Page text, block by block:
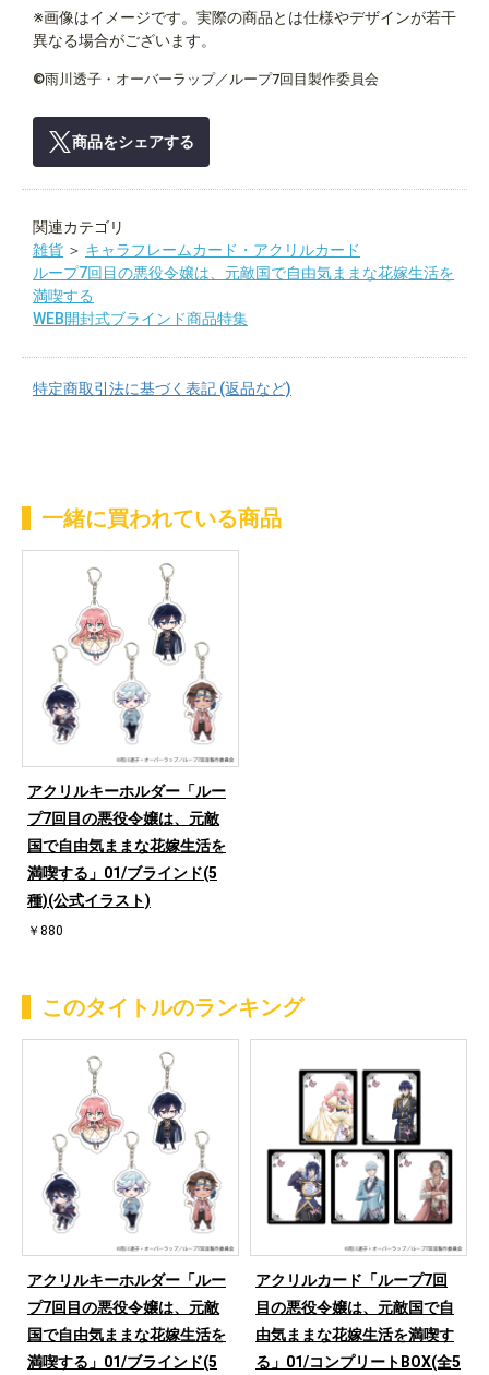
※画像はイメージです。実際の商品とは仕様やデザインが若干
異なる場合がございます。
©雨川透子・オーバーラップ／ループ7回目製作委員会
商品をシェアする
関連カテゴリ
雑貨 ＞ キャラフレームカード・アクリルカード
ループ7回目の悪役令嬢は、元敵国で自由気ままな花嫁生活を
満喫する
WEB開封式ブラインド商品特集
特定商取引法に基づく表記 (返品など)
一緒に買われている商品
アクリルキーホルダー「ルー
プ7回目の悪役令嬢は、元敵
国で自由気ままな花嫁生活を
満喫する」01/ブラインド(5
種)(公式イラスト)
￥880
このタイトルのランキング
アクリルキーホルダー「ルー
プ7回目の悪役令嬢は、元敵
国で自由気ままな花嫁生活を
満喫する」01/ブラインド(5
アクリルカード「ループ7回
目の悪役令嬢は、元敵国で自
由気ままな花嫁生活を満喫す
る」01/コンプリートBOX(全5